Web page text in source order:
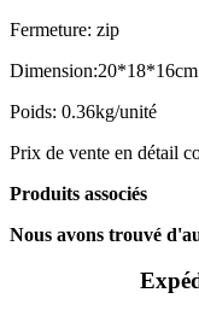
Fermeture: zip
Dimension:20*18*16cm
Poids: 0.36kg/unité
Prix de vente en détail
Produits associés
Nous avons trouvé